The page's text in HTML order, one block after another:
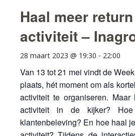
Haal meer
activiteit –
28 maart 2023 @ 19:30 - 22:00
Van 13 tot 21 mei vindt de
plaats, hét moment om als
activiteit te organiseren.
activiteit in de kijker?
klantenbeleving? En hoe haal